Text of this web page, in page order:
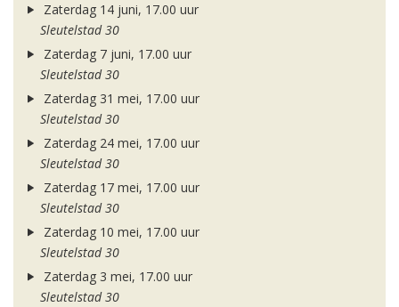
Zaterdag 14 juni, 17.00 uur
Sleutelstad 30
Zaterdag 7 juni, 17.00 uur
Sleutelstad 30
Zaterdag 31 mei, 17.00 uur
Sleutelstad 30
Zaterdag 24 mei, 17.00 uur
Sleutelstad 30
Zaterdag 17 mei, 17.00 uur
Sleutelstad 30
Zaterdag 10 mei, 17.00 uur
Sleutelstad 30
Zaterdag 3 mei, 17.00 uur
Sleutelstad 30